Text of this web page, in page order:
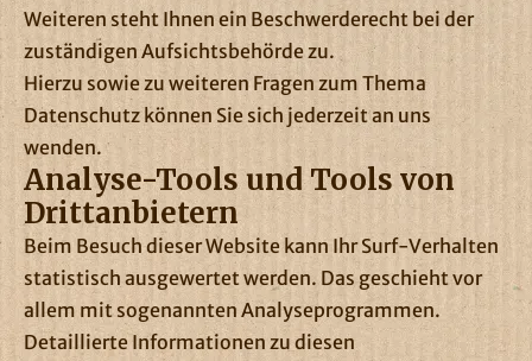
Weiteren steht Ihnen ein Beschwerderecht bei der
zuständigen Aufsichtsbehörde zu.
Hierzu sowie zu weiteren Fragen zum Thema
Datenschutz können Sie sich jederzeit an uns
wenden.
Analyse-Tools und Tools von
Dritt­anbietern
Beim Besuch dieser Website kann Ihr Surf-Verhalten
statistisch ausgewertet werden. Das geschieht vor
allem mit sogenannten Analyseprogrammen.
Detaillierte Informationen zu diesen